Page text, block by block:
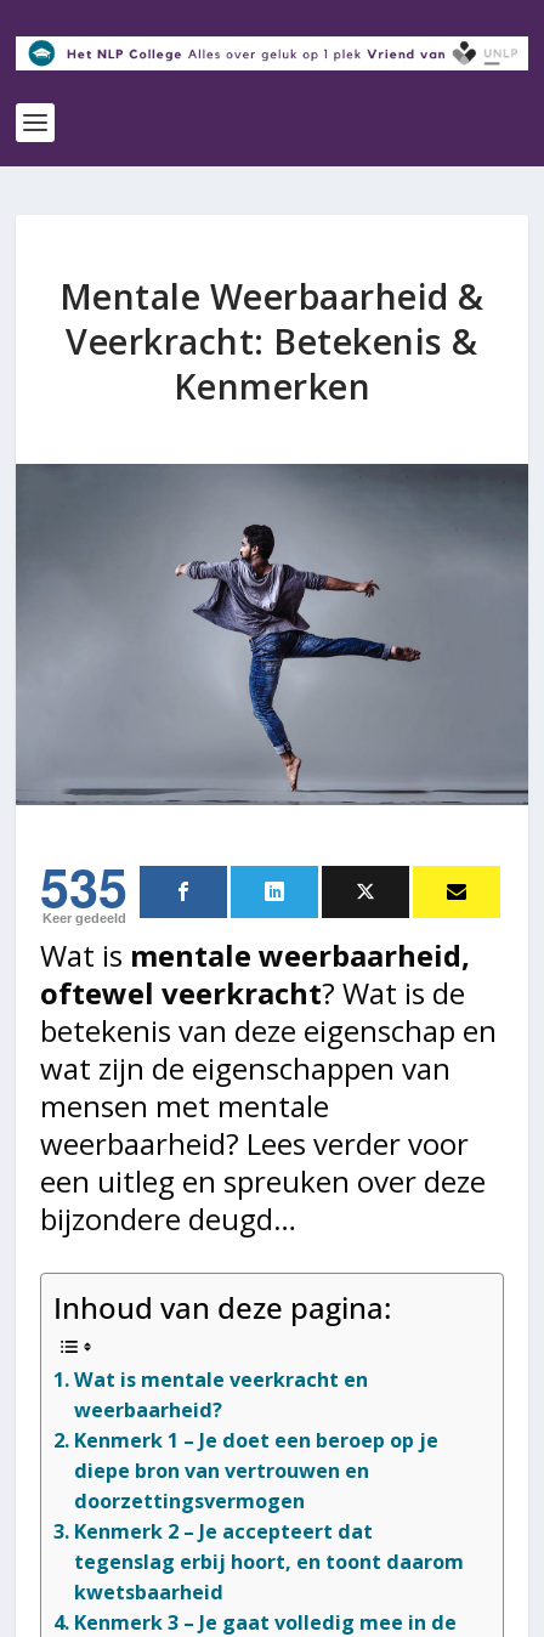
Mentale Weerbaarheid &
Veerkracht: Betekenis &
Kenmerken
535
Keer gedeeld
Wat is mentale weerbaarheid,
oftewel veerkracht? Wat is de
betekenis van deze eigenschap en
wat zijn de eigenschappen van
mensen met mentale
weerbaarheid? Lees verder voor
een uitleg en spreuken over deze
bijzondere deugd…
Inhoud van deze pagina:
Wat is mentale veerkracht en
weerbaarheid?
Kenmerk 1 – Je doet een beroep op je
diepe bron van vertrouwen en
doorzettingsvermogen
Kenmerk 2 – Je accepteert dat
tegenslag erbij hoort, en toont daarom
kwetsbaarheid
Kenmerk 3 – Je gaat volledig mee in de